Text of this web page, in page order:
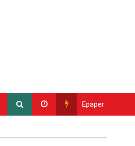
Epaper